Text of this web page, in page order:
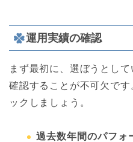
運用実績の確認
まず最初に、選ぼうとし
確認することが不可欠で
ックしましょう。
過去数年間のパフォ